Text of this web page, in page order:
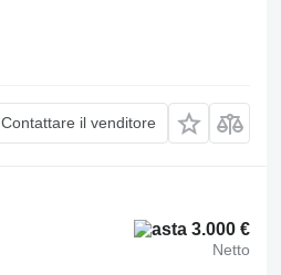
Contattare il venditore
3.000 €
Netto